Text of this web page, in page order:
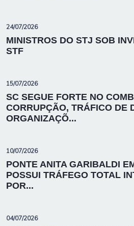
24/07/2026
MINISTROS DO STJ SOB
STF
15/07/2026
SC SEGUE FORTE NO
CORRUPÇÃO, TRÁFICO DE
ORGANIZAÇÕ...
10/07/2026
PONTE ANITA GARIBALDI
POSSUI TRÁFEGO TOTAL
POR...
04/07/2026